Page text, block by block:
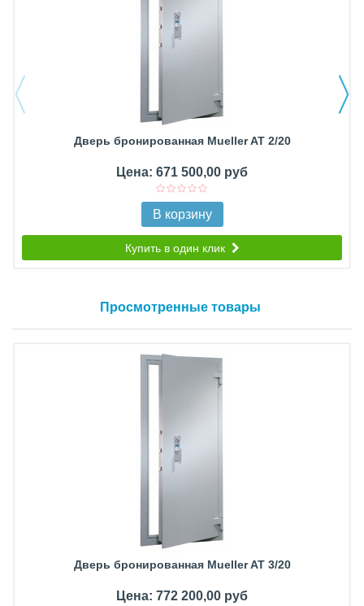
Дверь бронированная Mueller AT 2/20
Цена: 671 500,00 руб
В корзину
Купить в один клик
Просмотренные товары
Дверь бронированная Mueller AT 3/20
Цена: 772 200,00 руб